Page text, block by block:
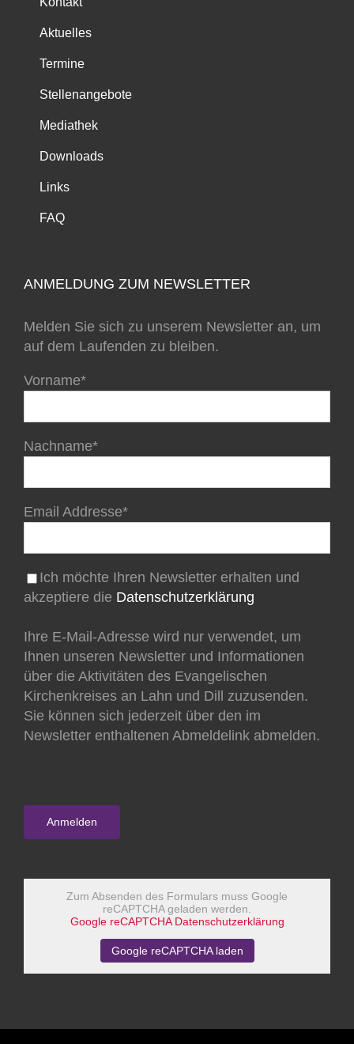
Aktuelles
Termine
Stellenangebote
Mediathek
Downloads
Links
FAQ
ANMELDUNG ZUM NEWSLETTER
Melden Sie sich zu unserem Newsletter an, um
auf dem Laufenden zu bleiben.
Vorname*
Nachname*
Email Addresse*
Ich möchte Ihren Newsletter erhalten und
akzeptiere die Datenschutzerklärung
Ihre E-Mail-Adresse wird nur verwendet, um
Ihnen unseren Newsletter und Informationen
über die Aktivitäten des Evangelischen
Kirchenkreises an Lahn und Dill zuzusenden.
Sie können sich jederzeit über den im
Newsletter enthaltenen Abmeldelink abmelden.
Zum Absenden des Formulars muss Google
reCAPTCHA geladen werden.
Google reCAPTCHA Datenschutzerklärung
Google reCAPTCHA laden